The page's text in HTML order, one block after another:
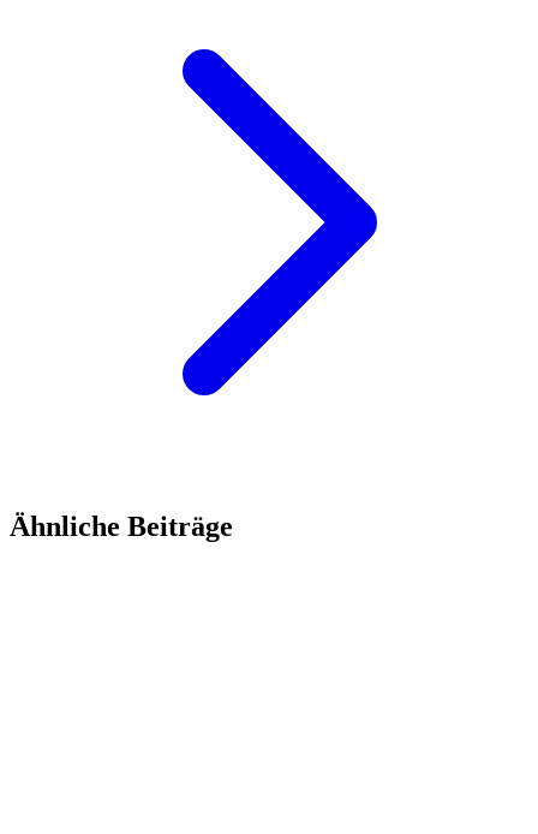
Ähnliche Beiträge